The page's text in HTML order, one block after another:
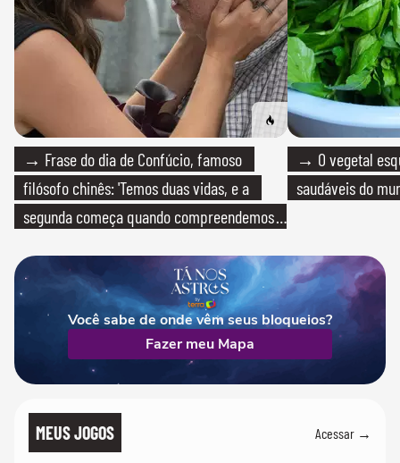
→ Frase do dia de Confúcio, famoso
filósofo chinês: 'Temos duas vidas, e a
segunda começa quando compreendemos
→ O vegetal
saudáveis do
Você sabe de onde vêm seus bloqueios?
Fazer meu Mapa
MEUS JOGOS Acessar →